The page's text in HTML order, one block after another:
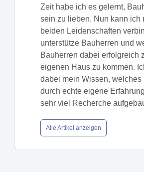
Zeit habe ich es gelernt,
sein zu lieben. Nun kann ich
beiden Leidenschaften
unterstütze Bauherren und
Bauherren dabei erfolgreich
eigenen Haus zu kommen.
dabei mein Wissen, welches
durch echte eigene
sehr viel Recherche
Alle Artikel anzeigen